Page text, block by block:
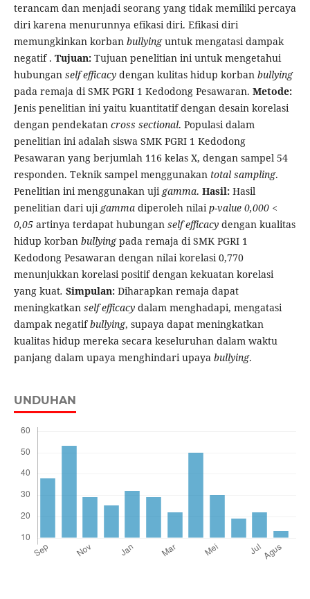
terancam dan menjadi seorang yang tidak memiliki percaya
diri karena menurunnya efikasi diri. Efikasi diri
memungkinkan korban bullyinguntuk mengatasi dampak
negatif . Tujuan: Tujuan penelitian ini untuk mengetahui
hubungan self efficacydengan kulitas hidup korban bullying
pada remaja di SMK PGRI 1 Kedodong Pesawaran. Metode:
Jenis penelitian ini yaitu kuantitatif dengan desain korelasi
dengan pendekatan cross sectional. Populasi dalam
penelitian ini adalah siswa SMK PGRI 1 Kedodong
Pesawaran yang berjumlah 116 kelas X, dengan sampel 54
responden. Teknik sampel menggunakan total sampling.
Penelitian ini menggunakan ujigamma. Hasil: Hasil
penelitian dari ujigamma diperoleh nilaip-value 0,000 <
0,05artinya terdapat hubungan self efficacydengan kualitas
hidup korban bullyingpada remaja di SMK PGRI 1
Kedodong Pesawaran dengan nilai korelasi 0,770
menunjukkan korelasi positif dengan kekuatan korelasi
yang kuat. Simpulan: Diharapkan remaja dapat
meningkatkan self efficacydalam menghadapi, mengatasi
dampak negatifbullying, supaya dapat meningkatkan
kualitas hidup mereka secara keseluruhan dalam waktu
panjang dalam upaya menghindari upaya bullying.
UNDUHAN